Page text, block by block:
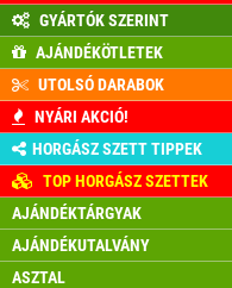
GYÁRTÓK SZERINT
AJÁNDÉKÖTLETEK
UTOLSÓ DARABOK
NYÁRI AKCIÓ!
HORGÁSZ SZETT TIPPEK
TOP HORGÁSZ SZETTEK
AJÁNDÉKTÁRGYAK
AJÁNDÉKUTALVÁNY
ASZTAL